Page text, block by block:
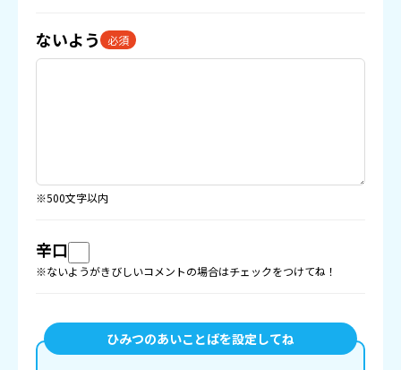
ないよう 必須
※500文字以内
辛口
※ないようがきびしいコメントの場合はチェックをつけてね！
ひみつのあいことばを設定してね